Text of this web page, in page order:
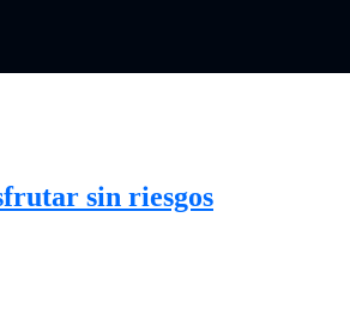
sin riesgos